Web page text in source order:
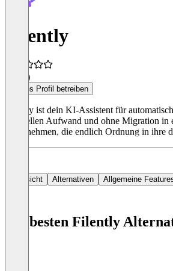
Filently
(1)
Dieses Profil betreiben
Filently ist dein KI-Assistent für
manuellen Aufwand und ohne Migration in
Unternehmen, die endlich Ordnung in
Übersicht Alternativen Allgemeine
Die besten Filently